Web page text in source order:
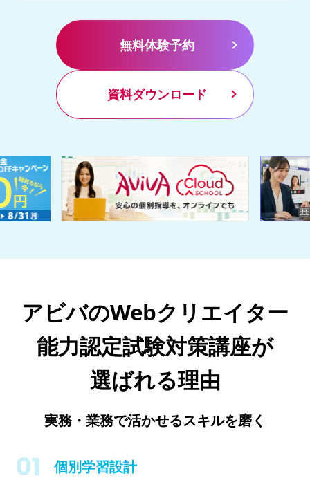
無料体験予約
資料ダウンロード
アビバのWebクリエイター
能力認定試験対策講座が
選ばれる理由
実務・業務で活かせるスキルを磨く
個別学習設計